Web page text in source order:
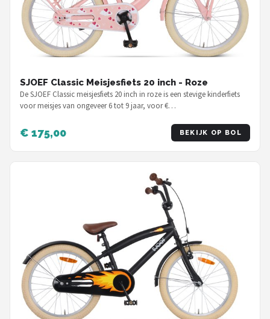
SJOEF Classic Meisjesfiets 20 inch - Roze
De SJOEF Classic meisjesfiets 20 inch in roze is een stevige kinderfiets
voor meisjes van ongeveer 6 tot 9 jaar, voor €…
€ 175,00 BEKIJK OP BOL